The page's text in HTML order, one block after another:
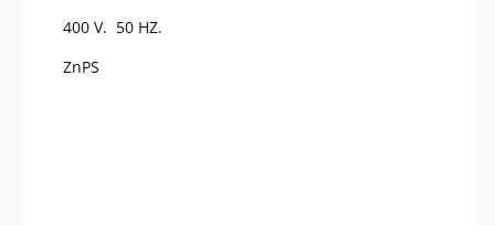
400 V. 50 HZ.
ZnPS